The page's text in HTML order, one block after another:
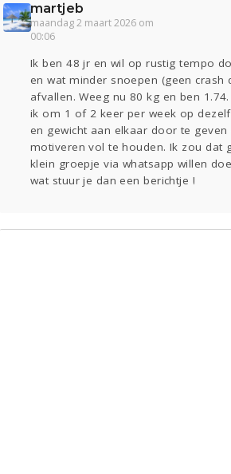
Seks
Actueel
Kinderen
Digi
Zwanger
Psyche
Sport
Contact Viva
Gevraagd
Horen
martjeb
maandag 2 maart 2026 om
00:06
Ik ben 48 jr en wil op rustig tempo
en wat minder snoepen (geen crash
afvallen. Weeg nu 80 kg en ben
ik om 1 of 2 keer per week op
en gewicht aan elkaar door te
motiveren vol te houden. Ik zou dat
klein groepje via whatsapp willen
wat stuur je dan een berichtje !